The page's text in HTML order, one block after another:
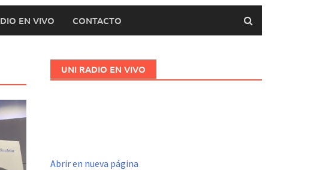
EN VIVO CONTACTO
UNI RADIO EN VIVO
Abrir en nueva página